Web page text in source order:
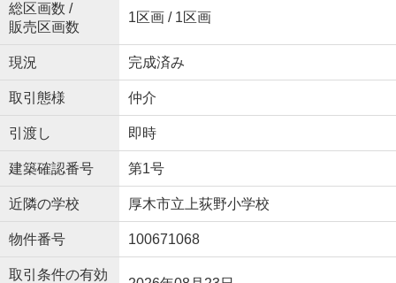
総区画数 /
販売区画数
1区画 / 1区画
現況 完成済み
取引態様 仲介
引渡し 即時
建築確認番号 第1号
近隣の学校 厚木市立上荻野小学校
物件番号 100671068
取引条件の有効